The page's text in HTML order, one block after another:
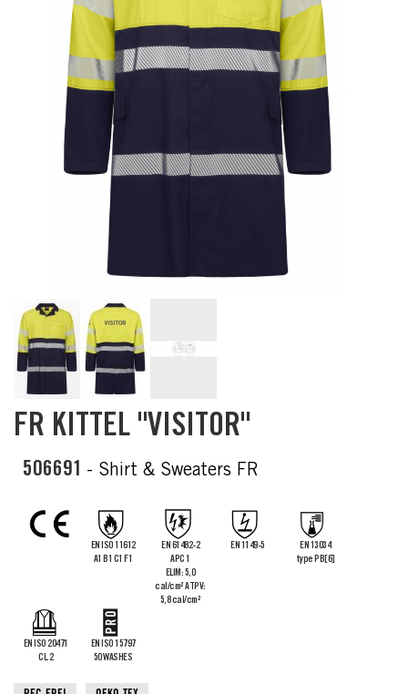
Skip
to
beginning
images
gallery
FR KITTEL "VISITOR"
506691 - Shirt & Sweaters FR
EN ISO 11612
A1 B1 C1 F1
EN 61482-2
APC 1
ELIM: 5,0
cal/cm² ATPV:
5,8 cal/cm²
EN 1149-5
EN 13034
type PB[6]
EN ISO 20471
CL.2
EN ISO 15797
50 WASHES